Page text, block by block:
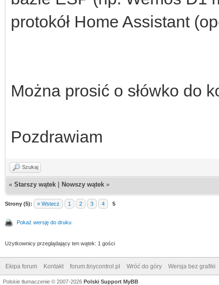
protokół Home Assistant
Można prosić o słówko do
Pozdrawiam
Szukaj
« Starszy wątek Nowszy wątek »
Strony (5): « Wstecz 1 2 3 4 5
Pokaż wersję do druku
Użytkownicy przeglądający ten wątek: 1 gości
Ekipa forum Kontakt forum.tinycontrol.pl Wróć do góry Wersja bez grafiki
Polskie tłumaczenie © 2007-2026 Polski Support MyBB